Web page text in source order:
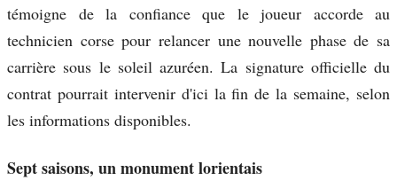
témoigne de la confiance que le joueur accorde au
technicien corse pour relancer une nouvelle phase de sa
carrière sous le soleil azuréen. La signature officielle du
contrat pourrait intervenir d'ici la fin de la semaine, selon
les informations disponibles.
Sept saisons, un monument lorientais